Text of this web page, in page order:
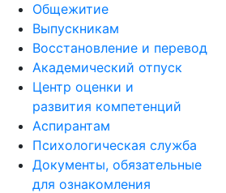
Общежитие
Выпускникам
Восстановление и перевод
Академический отпуск
Центр оценки и
развития компетенций
Аспирантам
Психологическая служба
Документы, обязательные
для ознакомления